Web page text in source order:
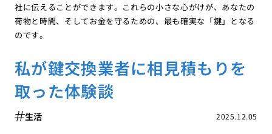
社に伝えることができます。これらの小さな心がけが、あなたの
荷物と時間、そしてお金を守るための、最も確実な「鍵」となる
のです。
私が鍵交換業者に相見積もりを
取った体験談
2025.12.05
生活